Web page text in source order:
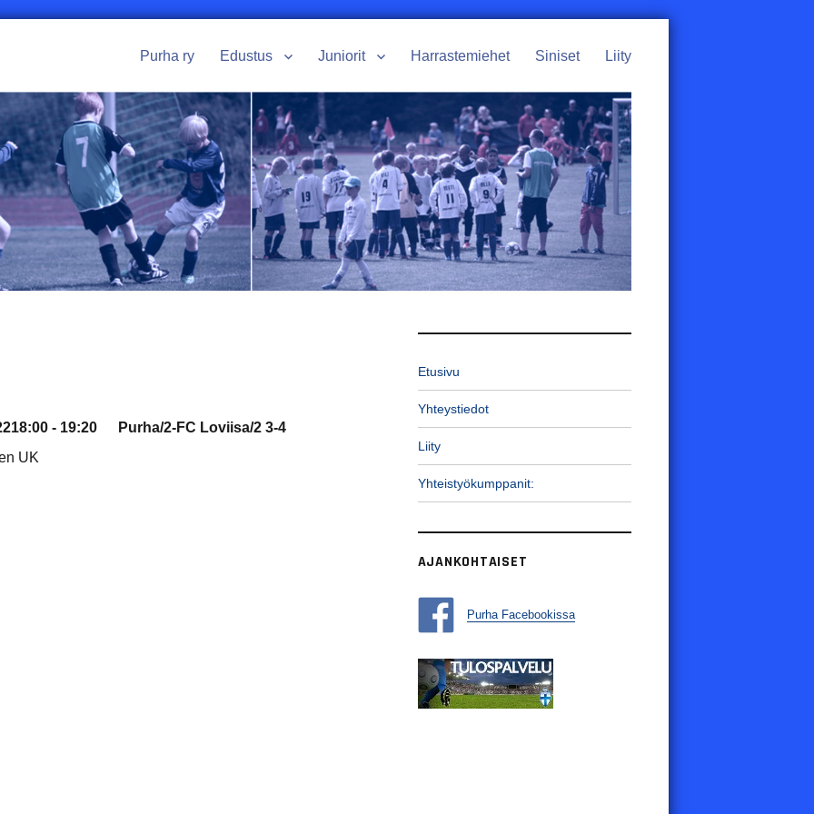
Purha ry Edustus Juniorit Harrastemiehet Siniset Liity
18:00 - 19:20
UK
Purha/2-FC Loviisa/2 3-4
Etusivu
Yhteystiedot
Liity
Yhteistyökumppanit:
AJANKOHTAISET
Purha Facebookissa